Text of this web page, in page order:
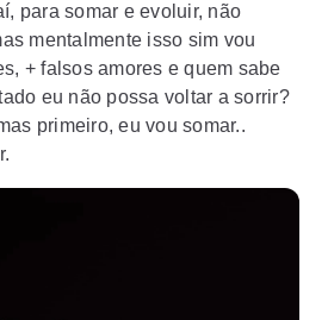
para somar e evoluir, não
mentalmente isso sim vou
+ falsos amores e quem sabe
eu não possa voltar a sorrir?
primeiro, eu vou somar..